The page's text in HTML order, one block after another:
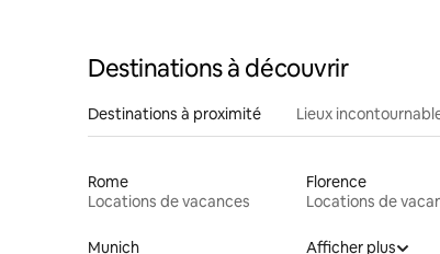
Destinations à découvrir
Destinations à proximité Lieux
Rome
Locations de vacances
Florence
Locations de
Munich Afficher plus